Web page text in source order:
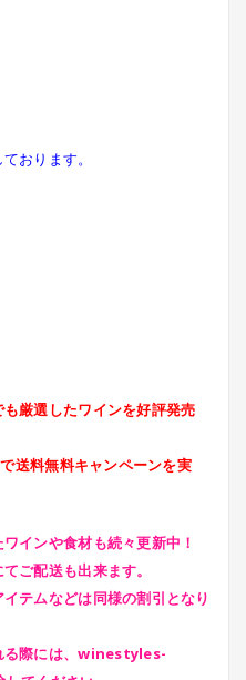
おります。
厳選したワインを好評発売
送料無料キャンペーンを実
インや食材も続々更新中！
ご配送も出来ます。
テムなどは同様の割引となり
る際には、winestyles-